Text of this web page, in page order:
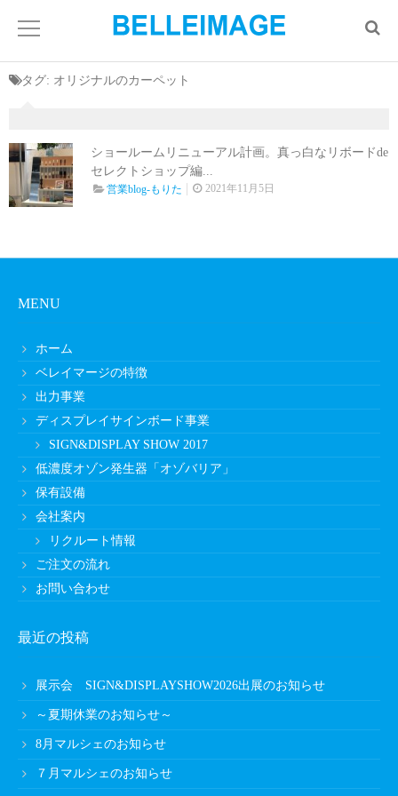
タグ: オリジナルのカーペット
ショールームリニューアル計画。真っ白なリボードde
セレクトショップ編...
営業blog-もりた 2021年11月5日
MENU
ホーム
ベレイマージの特徴
出力事業
ディスプレイサインボード事業
SIGN&DISPLAY SHOW 2017
低濃度オゾン発生器「オゾバリア」
保有設備
会社案内
リクルート情報
ご注文の流れ
お問い合わせ
最近の投稿
展示会 SIGN&DISPLAYSHOW2026出展のお知らせ
～夏期休業のお知らせ～
8月マルシェのお知らせ
７月マルシェのお知らせ